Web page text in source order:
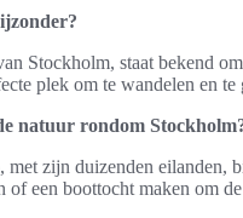
Stockholm, staat bekend
plek om te wandelen en
natuur rondom
zijn duizenden eilanden,
of een boottocht maken om